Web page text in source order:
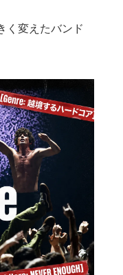
く変えたバンド